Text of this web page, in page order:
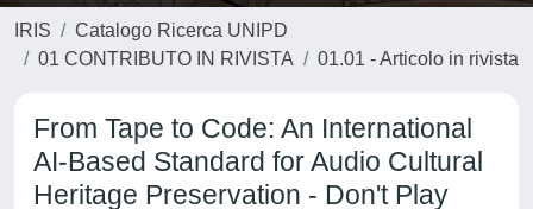
IRIS
Catalogo Ricerca UNIPD
01 CONTRIBUTO IN RIVISTA
01.01 - Articolo in rivista
From Tape to Code: An International
AI-Based Standard for Audio Cultural
Heritage Preservation - Don't Play